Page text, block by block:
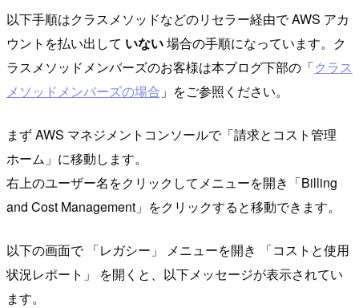
以下手順はクラスメソッドなどのリセラー経由で AWS アカ
ウントを払い出して いない場合の手順になっています。ク
ラスメソッドメンバーズのお客様は本ブログ下部の「クラス
メソッドメンバーズの場合 」をご参照ください。
まず AWS マネジメントコンソールで「請求とコスト管理
ホーム」に移動します。
右上のユーザー名をクリックしてメニューを開き「Billing
and Cost Management」をクリックすると移動できます。
以下の画面で 「レガシー」 メニューを開き 「コストと使用
状況レポート」 を開くと、以下メッセージが表示されてい
ます。